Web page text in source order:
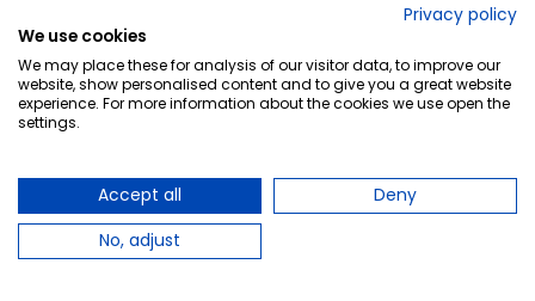
Privacy policy
We use cookies
We may place these for analysis of our visitor data, to improve our
website, show personalised content and to give you a great website
experience. For more information about the cookies we use open the
settings.
Accept all
Deny
No, adjust